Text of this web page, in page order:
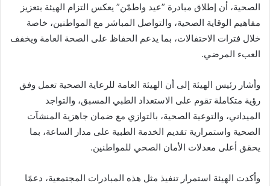
الصحية، أن إطلاق مبادرة ”عيد واطمّن” يعكس التزام الهيئة بتعزيز
مفاهيم الوقاية الصحية، والتواصل المباشر مع المواطنين، خاصة
خلال فترات الاحتفالات، بما يدعم الحفاظ على الصحة العامة ويخفف
العبء المرضي.
وأشار رئيس الهيئة إلى أن الهيئة العامة للرعاية الصحية تعمل وفق
رؤية متكاملة تقوم على الاستعداد الطبي المسبق، والتواجد
الميداني، والتوعية الصحية، بالتوازي مع ضمان جاهزية المنشآت
الصحية واستمرارية تقديم الخدمة الطبية على مدار الساعة، بما
يحقق أعلى معدلات الأمان الصحي للمواطنين.
وأكدت الهيئة استمرار تنفيذ مثل هذه المبادرات المجتمعية، دعمًا